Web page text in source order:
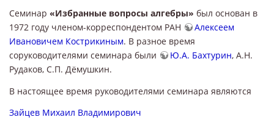
Семинар «Избранные вопросы алгебры» был основан в
1972 году членом-корреспондентом РАН
Алексеем
Ивановичем Кострикиным. В разное время
соруководителями семинара были
Ю.А. Бахтурин, А.Н.
Рудаков, С.П. Дёмушкин.
В настоящее время руководителями семинара являются
Зайцев Михаил Владимирович